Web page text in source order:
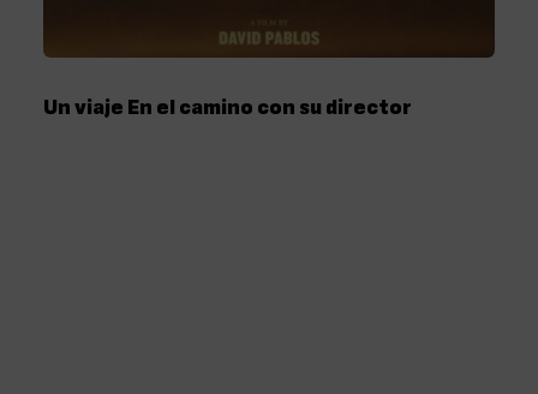
Un viaje En el camino con su director